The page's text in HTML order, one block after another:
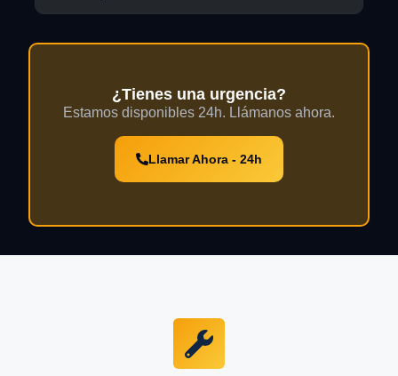
¿Tienes una urgencia?
Estamos disponibles 24h. Llámanos ahora.
Llamar Ahora - 24h